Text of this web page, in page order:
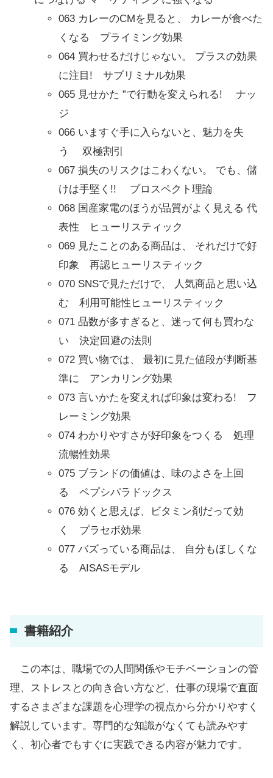
063 カレーのCMを見ると、 カレーが食べた
くなる プライミング効果
064 買わせるだけじゃない。 プラスの効果
に注目! サブリミナル効果
065 見せかた ”で行動を変えられる! ナッ
ジ
066 いますぐ手に入らないと、魅力を失
う 双極割引
067 損失のリスクはこわくない。 でも、儲
けは手堅く!! プロスペクト理論
068 国産家電のほうが品質がよく見える 代
表性 ヒューリスティック
069 見たことのある商品は、 それだけで好
印象 再認ヒューリスティック
070 SNSで見ただけで、 人気商品と思い込
む 利用可能性ヒューリスティック
071 品数が多すぎると、迷って何も買わな
い 決定回避の法則
072 買い物では、 最初に見た値段が判断基
準に アンカリング効果
073 言いかたを変えれば印象は変わる! フ
レーミング効果
074 わかりやすさが好印象をつくる 処理
流暢性効果
075 ブランドの価値は、味のよさを上回
る ペプシパラドックス
076 効くと思えば、ビタミン剤だって効
く プラセボ効果
077 バズっている商品は、 自分もほしくな
る AISASモデル
書籍紹介
この本は、職場での人間関係やモチベーションの管
理、ストレスとの向き合い方など、仕事の現場で直面
するさまざまな課題を心理学の視点から分かりやすく
解説しています。専門的な知識がなくても読みやす
く、初心者でもすぐに実践できる内容が魅力です。